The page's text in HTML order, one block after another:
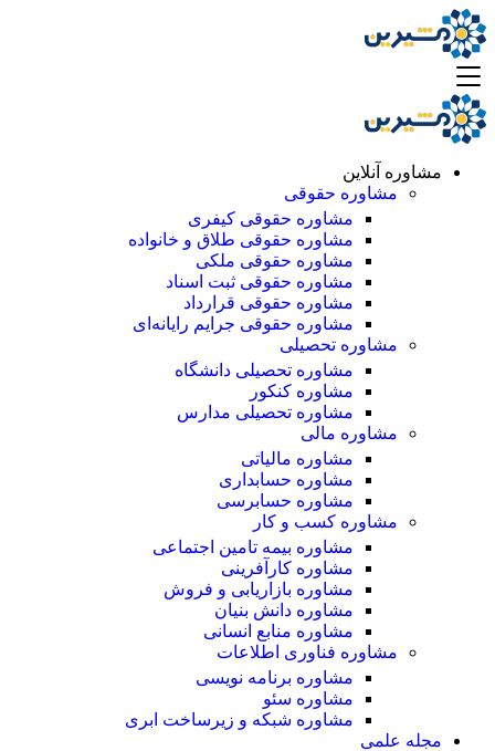
مشاوره آنلاین
مشاوره حقوقی
مشاوره حقوقی کیفری
مشاوره حقوقی طلاق و خانواده
مشاوره حقوقی ملکی
مشاوره حقوقی ثبت اسناد
مشاوره حقوقی قرارداد
مشاوره حقوقی جرایم رایانه‌ای
مشاوره تحصیلی
مشاوره تحصیلی دانشگاه
مشاوره کنکور
مشاوره تحصیلی مدارس
مشاوره مالی
مشاوره مالیاتی
مشاوره حسابداری
مشاوره حسابرسی
مشاوره کسب و کار
مشاوره بیمه تامین اجتماعی
مشاوره کارآفرینی
مشاوره بازاریابی و فروش
مشاوره دانش بنیان
مشاوره منابع انسانی
مشاوره فناوری اطلاعات
مشاوره برنامه نویسی
مشاوره سئو
مشاوره شبکه و زیرساخت ابری
مجله علمی